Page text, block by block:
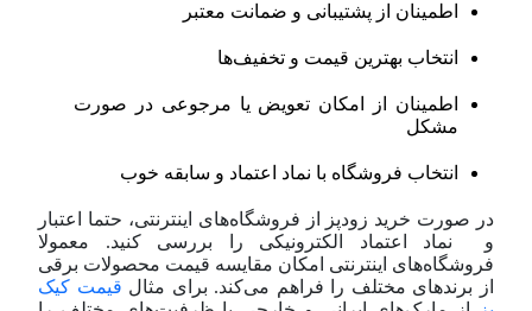
اطمینان از پشتیبانی و ضمانت معتبر
انتخاب بهترین قیمت و تخفیف‌ها
اطمینان از امکان تعویض یا مرجوعی در صورت
مشکل
انتخاب فروشگاه با نماد اعتماد و سابقه خوب
در صورت خرید زودپز از فروشگاه‌های اینترنتی، حتما اعتبار
و نماد اعتماد الکترونیکی را بررسی کنید. معمولا
فروشگاه‌های اینترنتی امکان مقایسه قیمت محصولات برقی
از برندهای مختلف را فراهم می‌کند. برای مثال قیمت کیک